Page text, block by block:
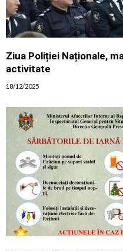
Ziua Poliției Naționale,
activitate
18/12/2025